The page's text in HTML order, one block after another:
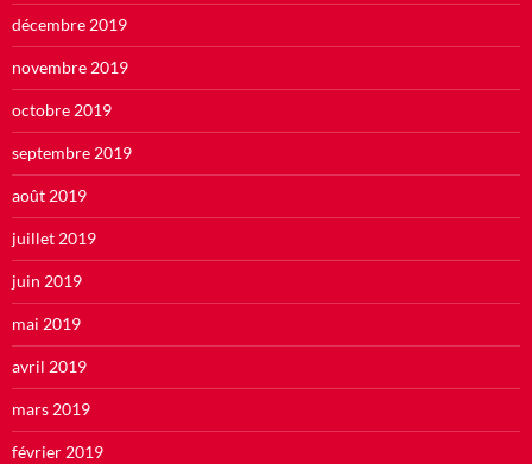
décembre 2019
novembre 2019
octobre 2019
septembre 2019
août 2019
juillet 2019
juin 2019
mai 2019
avril 2019
mars 2019
février 2019